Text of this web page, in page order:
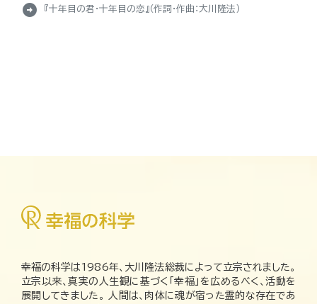
arrow_circle_right 『十年目の君・十年目の恋』（作詞・作曲：大川隆法）
幸福の科学は1986年、大川隆法総裁によって立宗されました。
立宗以来、真実の人生観に基づく「幸福」を広めるべく、活動を
展開してきました。 人間は、肉体に魂が宿った霊的な存在であ